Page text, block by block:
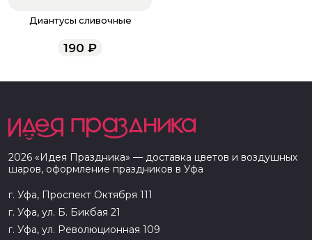
Диантусы сливочные
190 ₽
2026 «Идея Праздника» — доставка цветов и воздушных
шаров, оформление праздников в Уфа
г. Уфа, Проспект Октября 111
г. Уфа, ул. Б. Бикбая 21
г. Уфа, ул. Революционная 109